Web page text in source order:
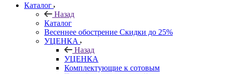
Каталог
Назад
Каталог
Весеннее обострение Скидки до 25%
УЦЕНКА
Назад
УЦЕНКА
Комплектующие к сотовым